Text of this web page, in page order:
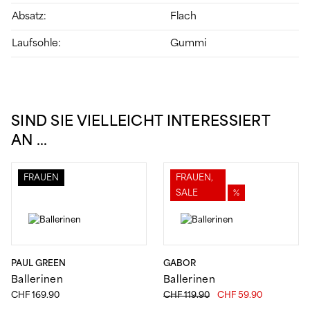
Absatz: Flach
Laufsohle: Gummi
SIND SIE VIELLEICHT INTERESSIERT
AN …
FRAUEN
PAUL GREEN
Ballerinen
CHF 169.90
FRAUEN,
SALE
%
GABOR
Ballerinen
CHF119.90
Ursprünglicher
CHF 59.90Aktueller